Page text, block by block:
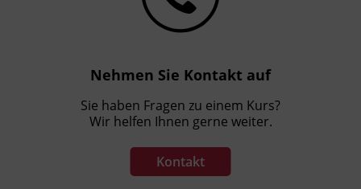
Nehmen Sie Kontakt auf
Sie haben Fragen zu einem Kurs?
Wir helfen Ihnen gerne weiter.
Kontakt